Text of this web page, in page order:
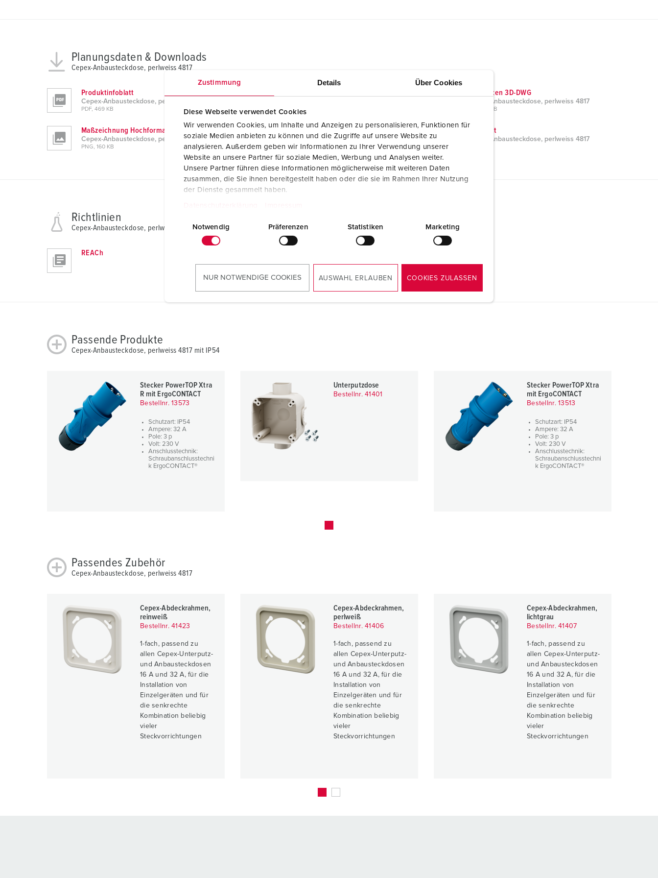
Zustimmung Details Über Cookies
Diese Webseite verwendet Cookies
Wir verwenden Cookies, um Inhalte und Anzeigen zu personalisieren, Funktionen für
soziale Medien anbieten zu können und die Zugriffe auf unsere Website zu
analysieren. Außerdem geben wir Informationen zu Ihrer Verwendung unserer
Website an unsere Partner für soziale Medien, Werbung und Analysen weiter.
Unsere Partner führen diese Informationen möglicherweise mit weiteren Daten
zusammen, die Sie ihnen bereitgestellt haben oder die sie im Rahmen Ihrer Nutzung
der Dienste gesammelt haben.
s
w
h
Notwendig Präferenzen Statistiken Marketing
NUR NOTWENDIGE COOKIES AUSWAHL ERLAUBEN COOKIES ZULASSEN
Planungsdaten & Downloads
Cepex-Anbausteckdose, perlweiss 4817
Produktinfoblatt
Cepex-Anbausteckdose, perlweiss 4817
PDF, 469 KB ZIP, 567 KB
CAD-Daten 3D-DWG
Cepex-Anbausteckdose, perlweiss 4817
ZIP, 955 KB
Maßzeichnung Hochformat
Cepex-Anbausteckdose, perlweiss 4817
PNG, 160 KB
Maßzeichnung Querformat
Cepex-Anbausteckdose, perlweiss 4817
PNG, 233 KB
Prospekt
Cepex-Anbausteckdose, perlweiss 4817
Richtlinien
Cepex-Anbausteckdose, perlweiss 4817
REACh
Passende Produkte
Cepex-Anbausteckdose, perlweiss 4817 mit IP54
Stecker PowerTOP Xtra
R mit ErgoCONTACT
Bestellnr. 13573
Schutzart: IP54
Ampere: 32 A
Pole: 3 p
Volt: 230 V
Anschlusstechnik:
Schraubanschlusstechni
k ErgoCONTACT®
Unterputzdose
Bestellnr. 41401
Stecker PowerTOP Xtra
mit ErgoCONTACT
Bestellnr. 13513
Schutzart: IP54
Ampere: 32 A
Pole: 3 p
Volt: 230 V
Anschlusstechnik:
Schraubanschlusstechni
k ErgoCONTACT®
Passendes Zubehör
Cepex-Anbausteckdose, perlweiss 4817
Cepex-Abdeckrahmen,
reinweiß
Bestellnr. 41423
1-fach, passend zu
allen Cepex-Unterputz-
und Anbausteckdosen
16 A und 32 A, für die
Installation von
Einzelgeräten und für
die senkrechte
Kombination beliebig
vieler
Steckvorrichtungen
Cepex-Abdeckrahmen,
perlweiß
Bestellnr. 41406
1-fach, passend zu
allen Cepex-Unterputz-
und Anbausteckdosen
16 A und 32 A, für die
Installation von
Einzelgeräten und für
die senkrechte
Kombination beliebig
vieler
Steckvorrichtungen
Cepex-Abdeckrahmen,
lichtgrau
Bestellnr. 41407
1-fach, passend zu
allen Cepex-Unterputz-
und Anbausteckdosen
16 A und 32 A, für die
Installation von
Einzelgeräten und für
die senkrechte
Kombination beliebig
vieler
Steckvorrichtungen